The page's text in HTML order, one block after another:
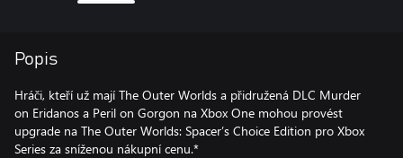
Popis
Hráči, kteří už mají The Outer Worlds a přidružená DLC Murder
on Eridanos a Peril on Gorgon na Xbox One mohou provést
upgrade na The Outer Worlds: Spacer’s Choice Edition pro Xbox
Series za sníženou nákupní cenu.*